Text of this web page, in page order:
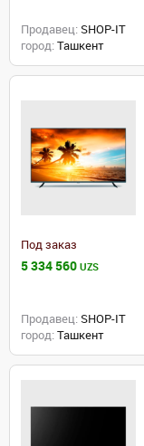
Продавец: SHOP-IT
город: Ташкент
Под заказ
5 334 560 UZS
Продавец: SHOP-IT
город: Ташкент